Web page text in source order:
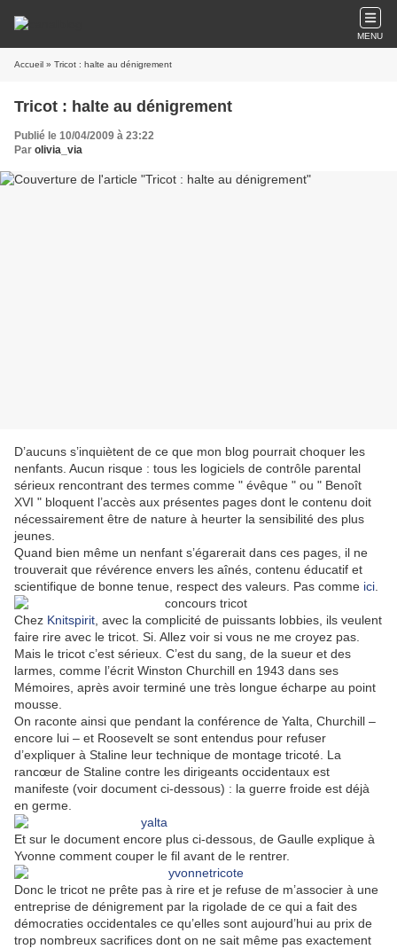
MENU
Accueil » Tricot : halte au dénigrement
Tricot : halte au dénigrement
Publié le 10/04/2009 à 23:22
Par olivia_via
D’aucuns s’inquiètent de ce que mon blog pourrait choquer les
nenfants. Aucun risque : tous les logiciels de contrôle parental
sérieux rencontrant des termes comme " évêque " ou " Benoît
XVI " bloquent l’accès aux présentes pages dont le contenu doit
nécessairement être de nature à heurter la sensibilité des plus
jeunes.
Quand bien même un nenfant s’égarerait dans ces pages, il ne
trouverait que révérence envers les aînés, contenu éducatif et
scientifique de bonne tenue, respect des valeurs. Pas comme ici
Chez Knitspirit , avec la complicité de puissants lobbies, ils veulent
faire rire avec le tricot. Si. Allez voir si vous ne me croyez pas.
Mais le tricot c’est sérieux. C’est du sang, de la sueur et des
larmes, comme l’écrit Winston Churchill en 1943 dans ses
Mémoires, après avoir terminé une très longue écharpe au point
mousse.
On raconte ainsi que pendant la conférence de Yalta, Churchill –
encore lui – et Roosevelt se sont entendus pour refuser
d’expliquer à Staline leur technique de montage tricoté. La
rancœur de Staline contre les dirigeants occidentaux est
manifeste (voir document ci-dessous) : la guerre froide est déjà
en germe.
Et sur le document encore plus ci-dessous, de Gaulle explique à
Yvonne comment couper le fil avant de le rentrer.
Donc le tricot ne prête pas à rire et je refuse de m’associer à une
entreprise de dénigrement par la rigolade de ce qui a fait des
démocraties occidentales ce qu’elles sont aujourd’hui au prix de
trop nombreux sacrifices dont on ne sait même pas exactement